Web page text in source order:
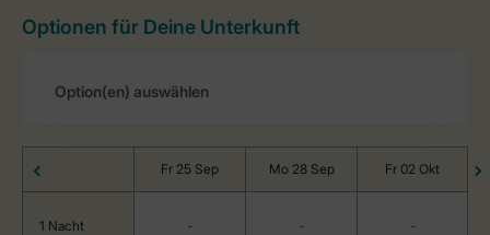
Optionen für Deine Unterkunft
Fr 25 Sep Mo 28 Sep Fr 02 Okt
1 Nacht - - -